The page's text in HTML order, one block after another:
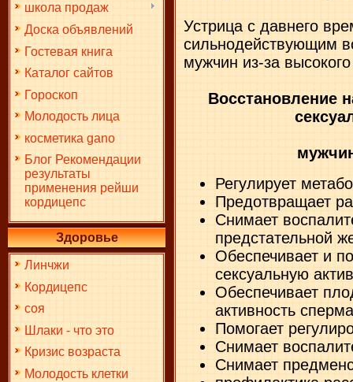
школа продаж
Доска объявлений
Гостевая книга
Каталог сайтов
Гороскоп
Молодость лица
косметика gano
Блог Рекомендации
результаты
применения рейши
кордицепс
Здоровье
Линчжи
Кордицепс
соя
Шлаки - что это
Кризис возраста
Молодость клетки
Устрица с давнего
сильнодействующим
мужчин из-за
Восстановление
Регулирует
Предотвращает
Снимает
предстательной
Обеспечивает и
сексуальную
Обеспечивает
активность
Помогает
Снимает
Снимает